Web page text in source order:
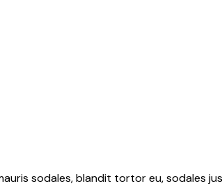
sodales, blandit tortor eu, sodales